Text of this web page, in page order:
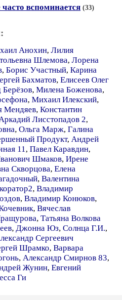
вспоминается (33)
Анохин, Лилия
Шлемова, Лорена
, Борис Участный, Карина
Бахматов, Елисеев Олег
, Милена Боженова,
, Михаил Илекский,
Мендяев, Константин
Лисстопадов 2,
, Ольга Марж, Галина
Продукт, Андрей
11, Павел Каравдин,
Шмаков, Ирене
Скворцова, Елена
, Валентина
, Владимир
, Владимир Конюков,
, Вячеслав
, Татьяна Волкова
, Джонна Юз, Солнца Г.И.,
Сергеевич
Шрамко, Варвара
, Александр Смирнов 83,
Жунин, Евгений
Ги